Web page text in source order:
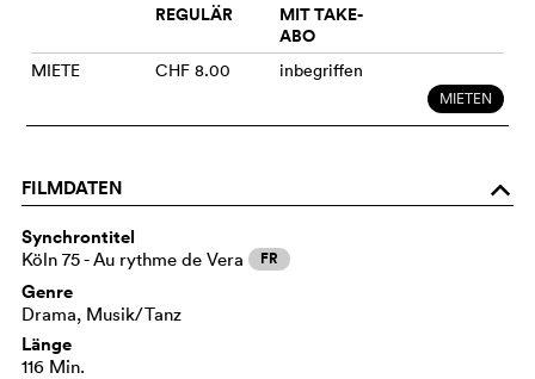
REGULÄR
MIT TAKE-
ABO
MIETE CHF 8.00 inbegriffen
MIETEN
FILMDATEN o
Synchrontitel
Köln 75 - Au rythme de Vera FR
Genre
Drama, Musik/Tanz
Länge
116 Min.